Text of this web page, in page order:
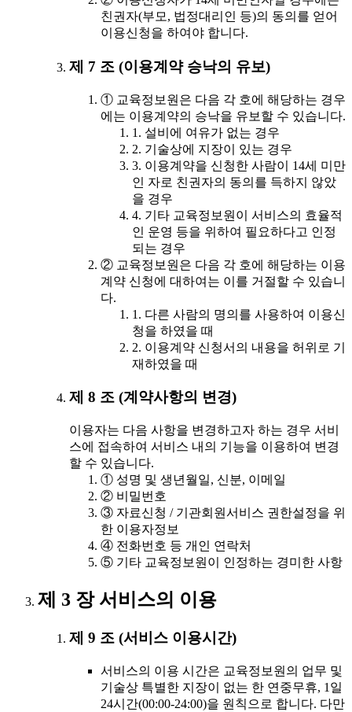
친권자(부모, 법정대리인 등)의 동의를 얻어
이용신청을 하여야 합니다.
제 7 조 (이용계약 승낙의 유보)
① 교육정보원은 다음 각 호에 해당하는 경우
에는 이용계약의 승낙을 유보할 수 있습니다.
1. 설비에 여유가 없는 경우
2. 기술상에 지장이 있는 경우
3. 이용계약을 신청한 사람이 14세 미만
인 자로 친권자의 동의를 득하지 않았
을 경우
4. 기타 교육정보원이 서비스의 효율적
인 운영 등을 위하여 필요하다고 인정
되는 경우
② 교육정보원은 다음 각 호에 해당하는 이용
계약 신청에 대하여는 이를 거절할 수 있습니
다.
1. 다른 사람의 명의를 사용하여 이용신
청을 하였을 때
2. 이용계약 신청서의 내용을 허위로 기
재하였을 때
제 8 조 (계약사항의 변경)
이용자는 다음 사항을 변경하고자 하는 경우 서비
스에 접속하여 서비스 내의 기능을 이용하여 변경
할 수 있습니다.
① 성명 및 생년월일, 신분, 이메일
② 비밀번호
③ 자료신청 / 기관회원서비스 권한설정을 위
한 이용자정보
④ 전화번호 등 개인 연락처
⑤ 기타 교육정보원이 인정하는 경미한 사항
제 3 장 서비스의 이용
제 9 조 (서비스 이용시간)
서비스의 이용 시간은 교육정보원의 업무 및
기술상 특별한 지장이 없는 한 연중무휴, 1일
24시간(00:00-24:00)을 원칙으로 합니다. 다만